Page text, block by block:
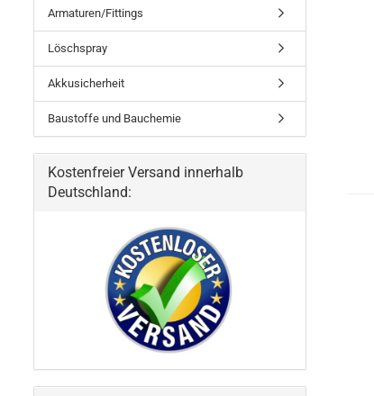
Armaturen/Fittings
Löschspray
Akkusicherheit
Baustoffe und Bauchemie
Kostenfreier Versand innerhalb
Deutschland: